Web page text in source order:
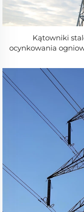
Kątowniki
ocynkowania